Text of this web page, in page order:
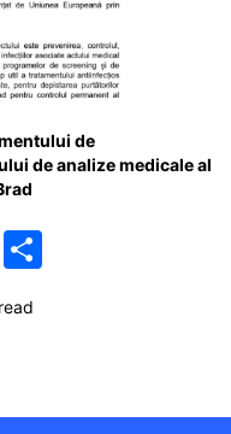
de
de analize medicale al
M
s